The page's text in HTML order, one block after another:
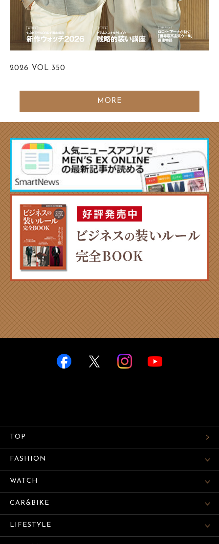
2026 VOL.350
MORE
TOP
FASHION
WATCH
CAR&BIKE
LIFESTYLE